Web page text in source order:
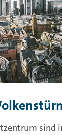
sind